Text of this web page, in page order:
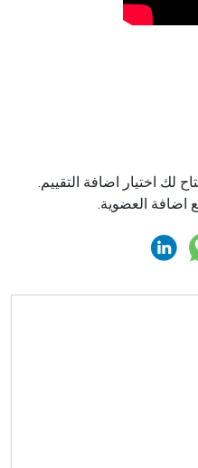
لك اختيار اضافة التقييم.
العضوية.